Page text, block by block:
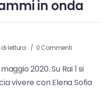
in onda
lettura 0 Commenti
2020. Su Rai 1 si
vivere con Elena Sofia